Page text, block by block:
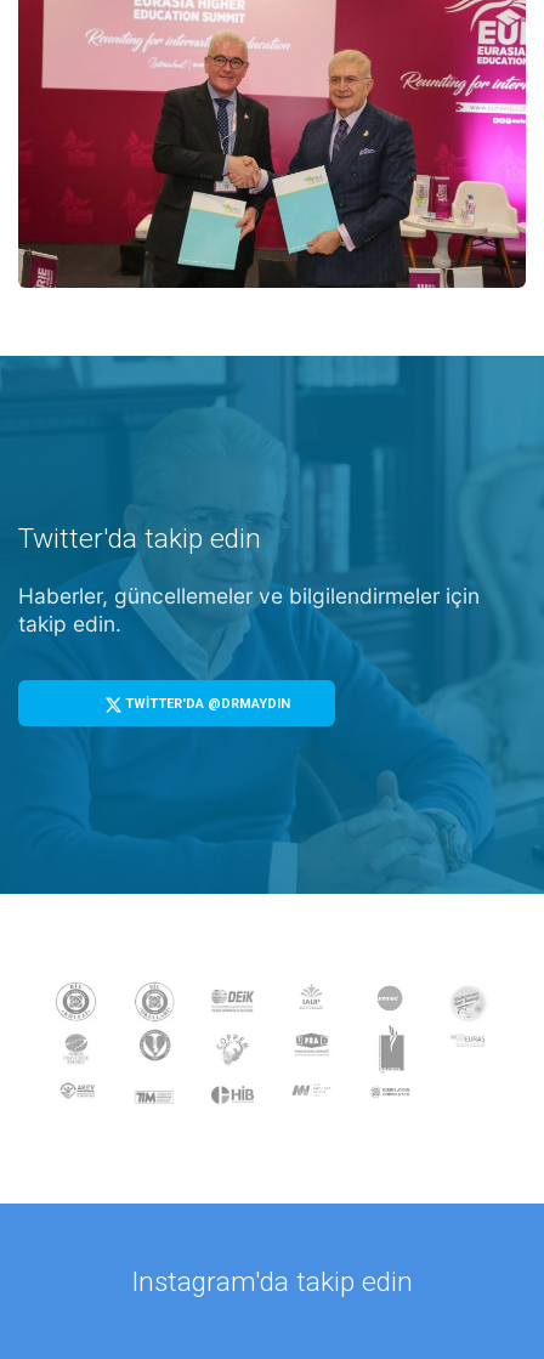
Twitter'da takip edin
Haberler, güncellemeler ve bilgilendirmeler için
takip edin.
TWİTTER'DA @DRMAYDIN
Instagram'da takip edin